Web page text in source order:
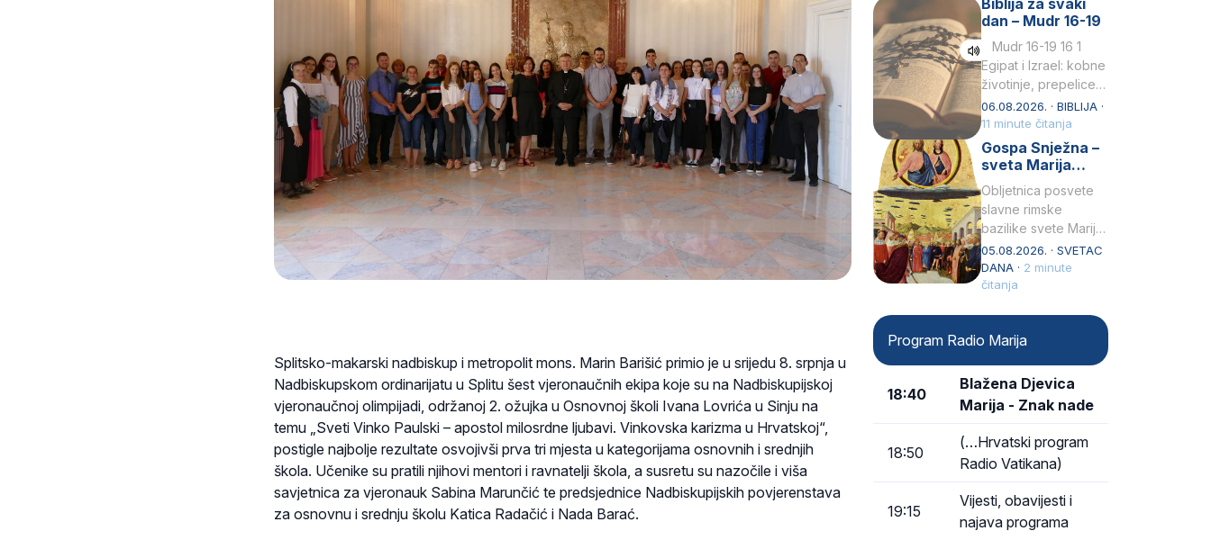
Splitsko-makarski nadbiskup i metropolit mons. Marin Barišić primio je u srijedu 8. srpnja u
Nadbiskupskom ordinarijatu u Splitu šest vjeronaučnih ekipa koje su na Nadbiskupijskoj
vjeronaučnoj olimpijadi, održanoj 2. ožujka u Osnovnoj školi Ivana Lovrića u Sinju na
temu „Sveti Vinko Paulski – apostol milosrdne ljubavi. Vinkovska karizma u Hrvatskoj“,
postigle najbolje rezultate osvojivši prva tri mjesta u kategorijama osnovnih i srednjih
škola. Učenike su pratili njihovi mentori i ravnatelji škola, a susretu su nazočile i viša
savjetnica za vjeronauk Sabina Marunčić te predsjednice Nadbiskupijskih povjerenstava
za osnovnu i srednju školu Katica Radačić i Nada Barać.
Petar u svojoj
drugoj…
Biblija za svaki
dan – Mudr 16-19
Mudr 16-19 16 1
Egipat i Izrael: kobne
životinje, prepelice
Zato bijahu
primjereno kažnjeni
sličnim životinjamai
mučeni mnoštvom
06.08.2026. · BIBLIJA ·
11 minute čitanja
Gospa Snježna –
sveta Marija
Velika, zaštitnica
rimske bazilike
Obljetnica posvete
slavne rimske
bazilike svete Marije
Velike (Santa Maria
Maggiore) u narodu
se slavi kao Gospa
05.08.2026. · SVETAC
DANA · 2 minute
čitanja
Program Radio Marija
18:40
Blažena Djevica
Marija - Znak nade
18:50
(…Hrvatski program
Radio Vatikana)
19:15
Vijesti, obavijesti i
najava programa